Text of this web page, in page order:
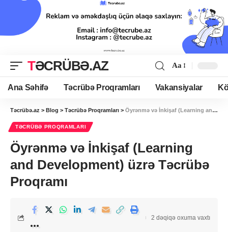
TƏCRÜBƏ.AZ Aa
Ana Səhifə Təcrübə Proqramları Vakansiyalar
Təcrübə.az > Blog > Təcrübə Proqramları > Öyrənmə və İnkişaf (Learning and Development) üzrə Təcrübə Proqramı
TƏCRÜBƏ PROQRAMLARI
Öyrənmə və İnkişaf (Learning
and Development) üzrə Təcrübə
Proqramı
2 dəqiqə oxuma vaxtı